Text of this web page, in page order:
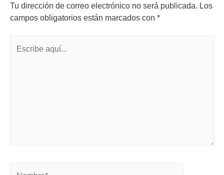
Tu dirección de correo electrónico no será publicada. Los
campos obligatorios están marcados con *